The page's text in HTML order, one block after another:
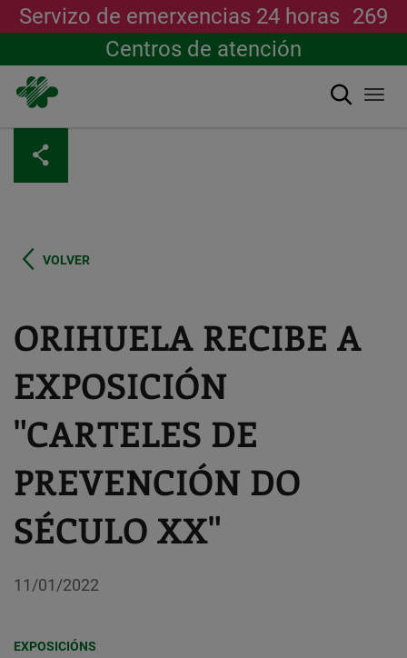
contido
principal
Servizo de emerxencias 24 horas 269
Centros de atención
Buscar
VOLVER
ORIHUELA RECIBE A
EXPOSICIÓN
"CARTELES DE
PREVENCIÓN DO
SÉCULO XX"
11/01/2022
EXPOSICIÓNS